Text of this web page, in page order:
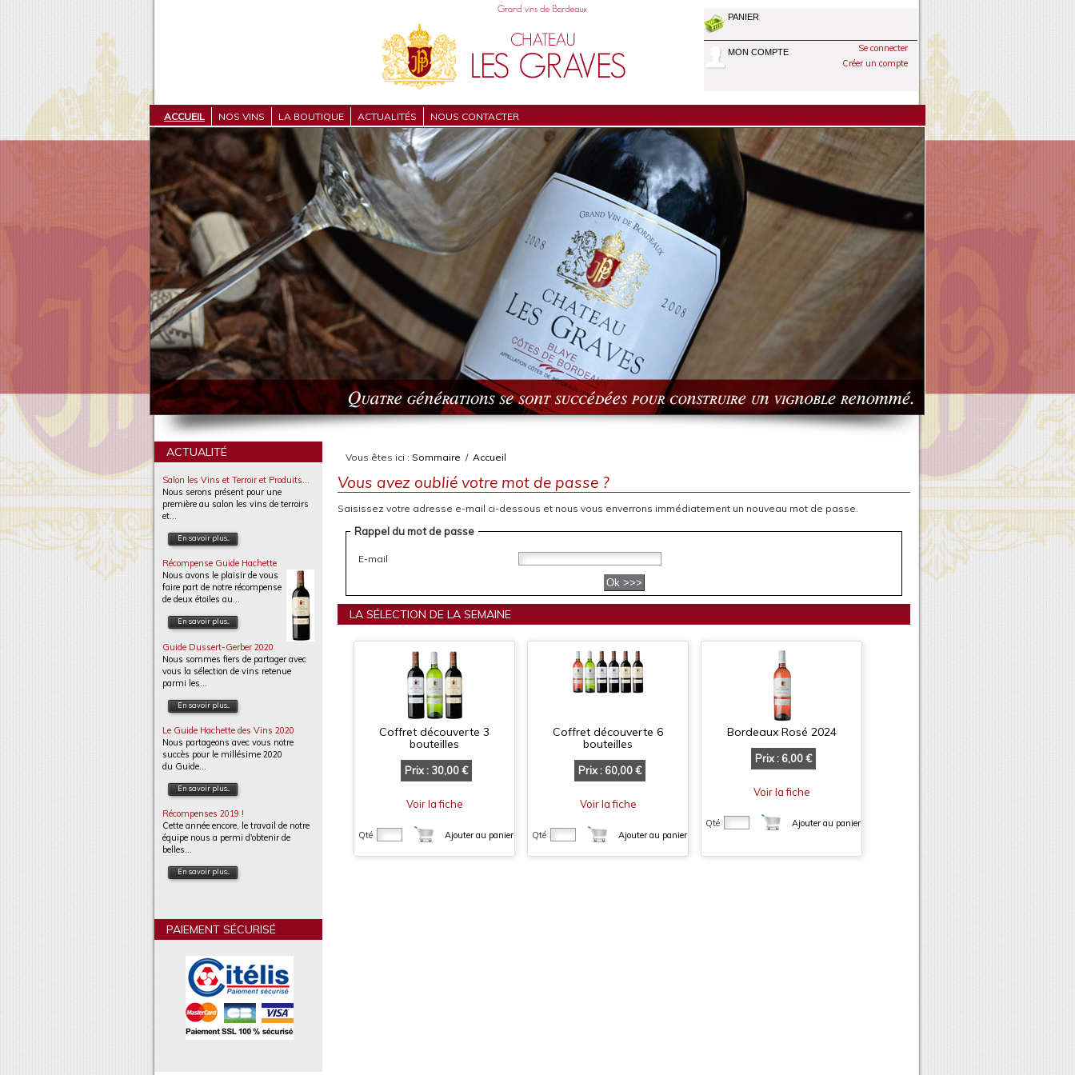
ACCUEIL NOS VINS LA BOUTIQUE ACTUALITÉS NOUS CONTACTER
PANIER
MON COMPTE
Se connecter
Créer un compte
Vous êtes ici : Sommaire / Accueil
Vous avez oublié votre mot de passe ?
Saisissez votre adresse e-mail ci-dessous et nous vous enverrons immédiatement un nouveau mot de passe.
Rappel du mot de passe
E-mail
LA SÉLECTION DE LA SEMAINE
Coffret découverte 3
bouteilles
Prix : 30,00 €
Voir la fiche
Qté Ajouter au panier
Coffret découverte 6
bouteilles
Prix : 60,00 €
Voir la fiche
Qté Ajouter au panier
Bordeaux Rosé 2024
Prix : 6,00 €
Voir la fiche
Qté Ajouter au panier
ACTUALITÉ
Salon les Vins et Terroir et Produits...
Nous serons présent pour une
première au salon les vins de terroirs
et...
En savoir plus...
Récompense Guide Hachette
Nous avons le plaisir de vous
faire part de notre récompense
de deux étoiles au...
En savoir plus...
Guide Dussert-Gerber 2020
Nous sommes fiers de partager avec
vous la sélection de vins retenue
parmi les...
En savoir plus...
Le Guide Hachette des Vins 2020
Nous partageons avec vous notre
succès pour le millésime 2020
du Guide...
En savoir plus...
Récompenses 2019 !
Cette année encore, le travail de notre
équipe nous a permi d'obtenir de
belles...
En savoir plus...
PAIEMENT SÉCURISÉ